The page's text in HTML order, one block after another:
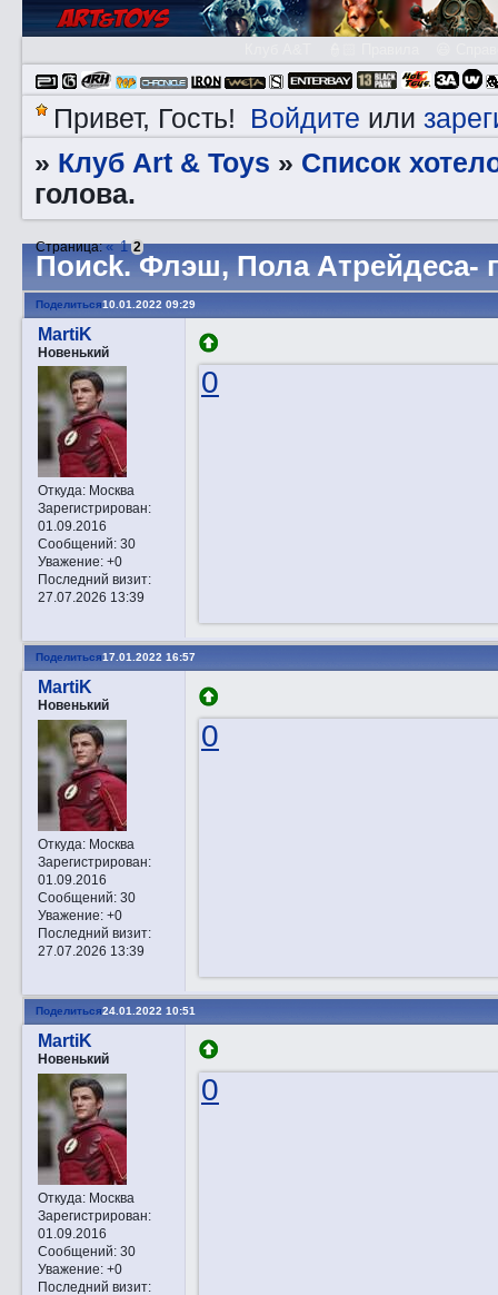
Привет, Гость! Войдите или
» Клуб Art & Toys » Список
голова.
Пoиck. Флэш, Пола Атрейдеса-
Страница:« 1 2
Поделиться10.01.2022 09:29
MartiK
Новенький
Откуда:Москва
Зарегистрирован:
01.09.2016
Сообщений:30
Уважение: +0
Последний визит:
27.07.2026 13:39
0
Поделиться17.01.2022 16:57
MartiK
Новенький
Откуда:Москва
Зарегистрирован:
01.09.2016
Сообщений:30
Уважение: +0
Последний визит:
27.07.2026 13:39
0
Поделиться24.01.2022 10:51
MartiK
Новенький
Откуда:Москва
Зарегистрирован:
01.09.2016
Сообщений:30
Уважение: +0
Последний визит:
0